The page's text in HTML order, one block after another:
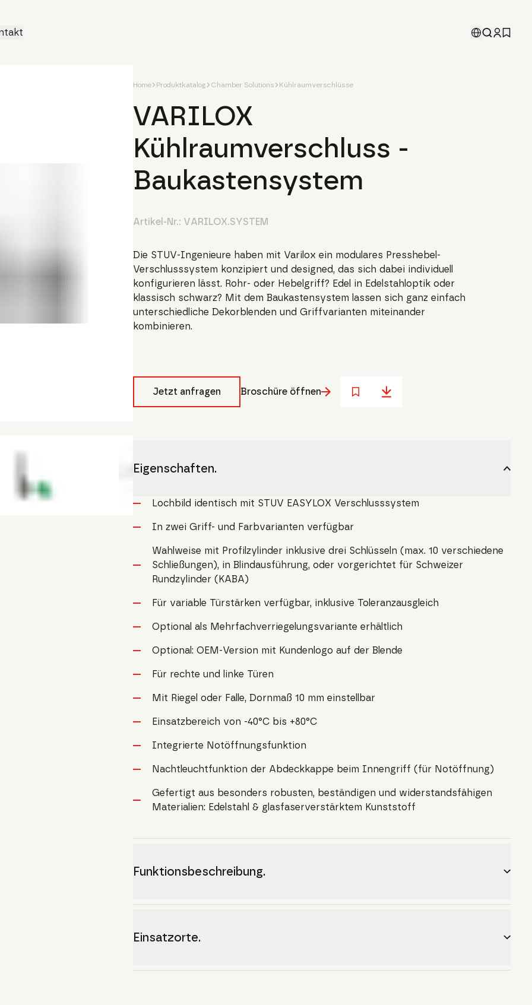
Home Produktkatalog Chamber Solutions Kühlraumverschlüsse
VARILOX
Kühlraumverschluss -
Baukastensystem
Artikel-Nr.: VARILOX.SYSTEM
Die STUV-Ingenieure haben mit Varilox ein modulares Presshebel-
Verschlusssystem konzipiert und designed, das sich dabei individuell
konfigurieren lässt. Rohr- oder Hebelgriff? Edel in Edelstahloptik oder
klassisch schwarz? Mit dem Baukastensystem lassen sich ganz einfach
unterschiedliche Dekorblenden und Griffvarianten miteinander
kombinieren.
Jetzt anfragen Broschüre öffnen
Eigenschaften.
Lochbild identisch mit STUV EASYLOX Verschlusssystem
In zwei Griff- und Farbvarianten verfügbar
Wahlweise mit Profilzylinder inklusive drei Schlüsseln (max. 10 verschiedene
Schließungen), in Blindausführung, oder vorgerichtet für Schweizer
Rundzylinder (KABA)
Für variable Türstärken verfügbar, inklusive Toleranzausgleich
Optional als Mehrfachverriegelungsvariante erhältlich
Optional: OEM-Version mit Kundenlogo auf der Blende
Für rechte und linke Türen
Mit Riegel oder Falle, Dornmaß 10 mm einstellbar
Einsatzbereich von -40°C bis +80°C
Integrierte Notöffnungsfunktion
Nachtleuchtfunktion der Abdeckkappe beim Innengriff (für Notöffnung)
Gefertigt aus besonders robusten, beständigen und widerstandsfähigen
Materialien: Edelstahl & glasfaserverstärktem Kunststoff
Funktionsbeschreibung.
Einsatzorte.